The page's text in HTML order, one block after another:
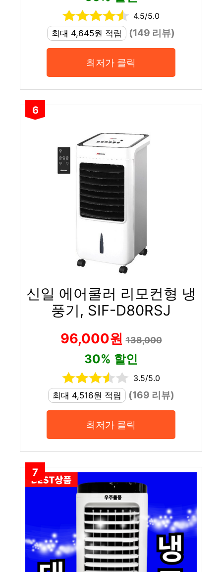
4.5/5.0
최대 4,645원 적립
(149 리뷰)
최저가 클릭
6
신일 에어쿨러 리모컨형 냉
풍기, SIF-D80RSJ
96,000원138,000
30% 할인
3.5/5.0
최대 4,516원 적립
(169 리뷰)
최저가 클릭
7